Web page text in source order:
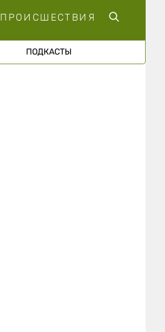
ПРОИСШЕСТВИЯ
ПОДКАСТЫ